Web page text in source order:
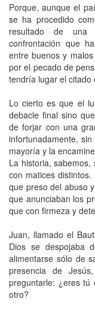
Porque, aunque el
se ha procedido
resultado de una
confrontación que
entre buenos y
por el pecado de
tendría lugar el citado
Lo cierto es que el
debacle final sino
de forjar con una
infortunadamente,
mayoría y la
La historia,
con matices
que preso del abuso
que anunciaban los
que con firmeza y
Juan, llamado el
Dios se despojaba
alimentarse sólo de
presencia de
preguntarle: ¿eres
otro?